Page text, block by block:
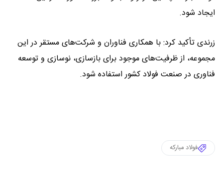
ایجاد شود.
زرندی تأکید کرد: با همکاری فناوران و شرکت‌های مستقر در این
مجموعه، از ظرفیت‌های موجود برای بازسازی، نوسازی و توسعه
فناوری در صنعت فولاد کشور استفاده شود.
فولاد مبارکه